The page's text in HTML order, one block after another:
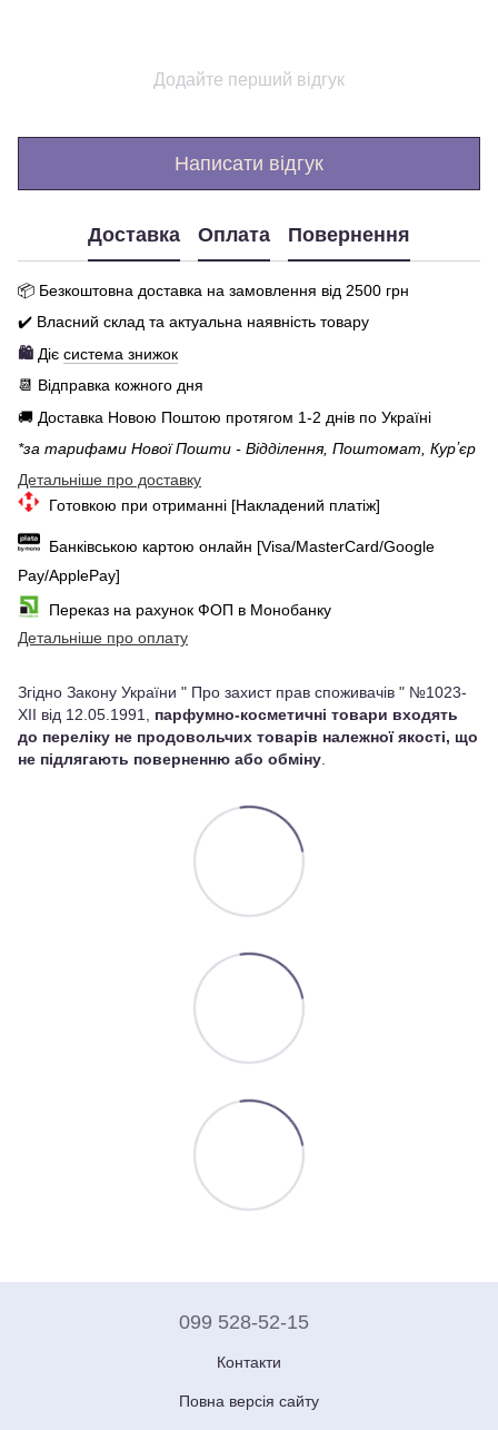
Додайте перший відгук
Написати відгук
Доставка Оплата Повернення
📦 Безкоштовна доставка на замовлення від 2500 грн
✔️ Власний склад та актуальна наявність товару
🛍️ Діє система знижок
📆 Відправка кожного дня
🚚 Доставка Новою Поштою протягом 1-2 днів по Україні
*за тарифами Нової Пошти - Відділення, Поштомат, Курʼєр
Детальніше про доставку
Готовкою при отриманні [Накладений платіж]
Банківською картою онлайн [Visa/MasterCard/Google
Pay/ApplePay]
Переказ на рахунок ФОП в Монобанку
Детальніше про оплату
Згідно Закону України " Про захист прав споживачів " №1023-
XII від 12.05.1991, парфумно-косметичні товари входять
до переліку не продовольчих товарів належної якості, що
не підлягають поверненню або обміну
099 528-52-15
Контакти
Повна версія сайту